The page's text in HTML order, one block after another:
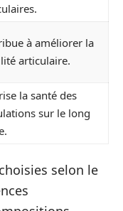
à améliorer la
articulaire.
la santé des
sur le long
selon le